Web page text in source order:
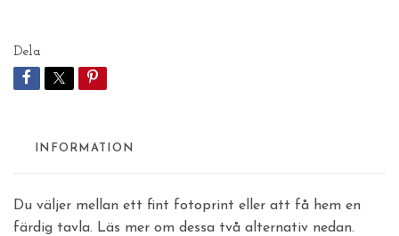
Dela
INFORMATION
Du väljer mellan ett fint fotoprint eller att få hem en
färdig tavla. Läs mer om dessa två alternativ nedan.